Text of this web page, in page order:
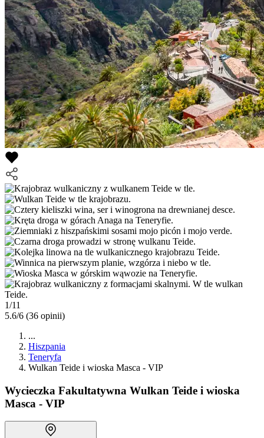
1/11
5.6/6 (36 opinii)
...
Hiszpania
Teneryfa
Wulkan Teide i wioska Masca - VIP
Wycieczka Fakultatywna Wulkan Teide i wioska
Masca - VIP